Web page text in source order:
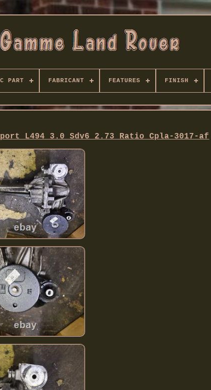
PART FABRICANT FEATURES FINISH
L494 3.0 Sdv6 2.73 Ratio Cpla-3017-af